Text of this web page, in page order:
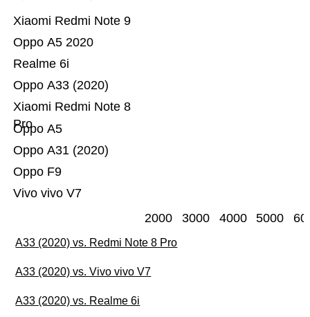
Vivo vivo V7
Oppo F9
Oppo A31 (2020)
Oppo A5
Xiaomi Redmi Note 8
Pro
Oppo A33 (2020)
Realme 6i
Oppo A5 2020
Xiaomi Redmi Note 9
2000 3000 4000 5000
A33 (2020) vs. Redmi Note 8 Pro
A33 (2020) vs. Vivo vivo V7
A33 (2020) vs. Realme 6i